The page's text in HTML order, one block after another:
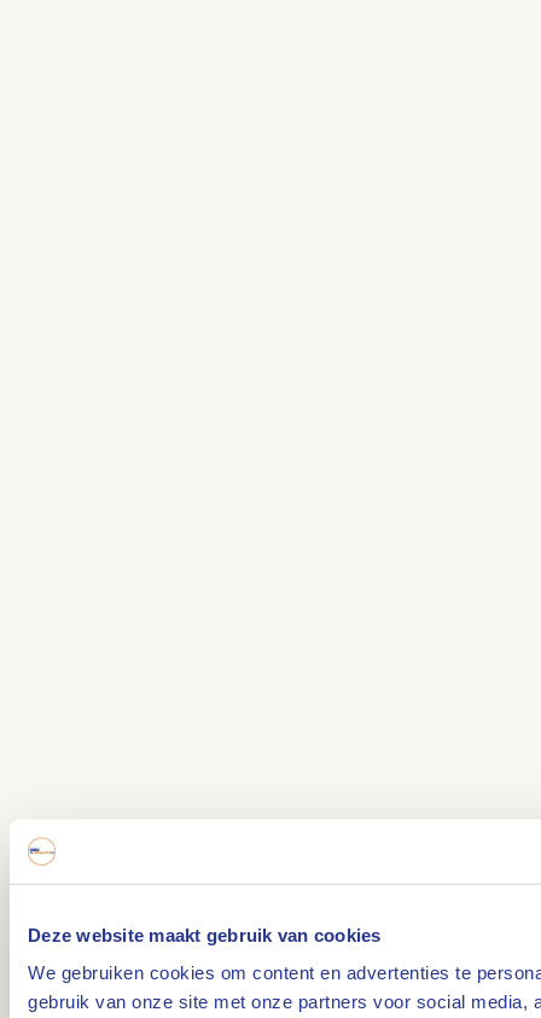
Deze website maakt gebruik van cookies
We gebruiken cookies om content en advertenties te
gebruik van onze site met onze partners voor social